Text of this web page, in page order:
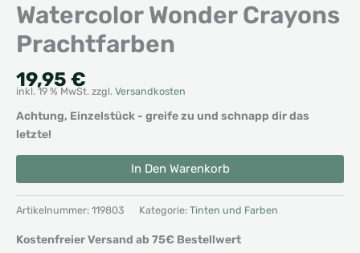
Watercolor Wonder Crayons
Prachtfarben
19,95 €
inkl. 19 % MwSt. zzgl. Versandkosten
Achtung, Einzelstück - greife zu und schnapp dir das
letzte!
Watercolor
Prachtfarben
In Den Warenkorb
Alternative:
Artikelnummer: 119803 Kategorie: Tinten und Farben
Kostenfreier Versand ab 75€ Bestellwert